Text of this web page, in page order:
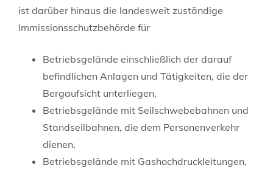
ist darüber hinaus die landesweit zuständige
Immissionsschutzbehörde für
Betriebsgelände einschließlich der darauf
befindlichen Anlagen und Tätigkeiten, die der
Bergaufsicht unterliegen,
Betriebsgelände mit Seilschwebebahnen und
Standseilbahnen, die dem Personenverkehr
dienen,
Betriebsgelände mit Gashochdruckleitungen,